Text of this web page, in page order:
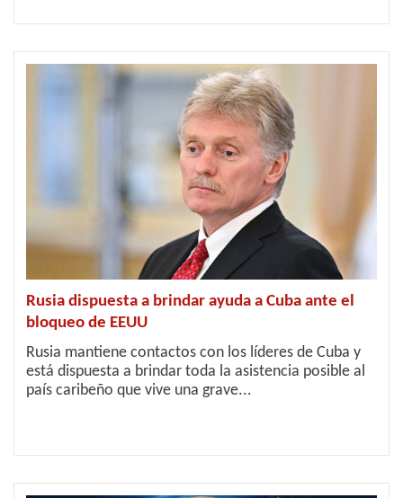
Rusia dispuesta a brindar ayuda a Cuba ante el
bloqueo de EEUU
Rusia mantiene contactos con los líderes de Cuba y
está dispuesta a brindar toda la asistencia posible al
país caribeño que vive una grave...